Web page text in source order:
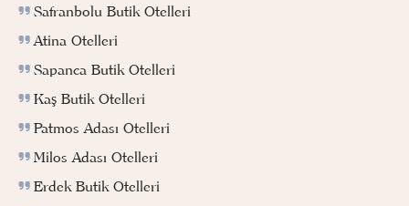
Safranbolu Butik Otelleri
Atina Otelleri
Sapanca Butik Otelleri
Kaş Butik Otelleri
Patmos Adası Otelleri
Milos Adası Otelleri
Erdek Butik Otelleri